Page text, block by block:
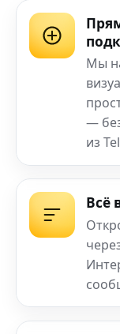
Мы
—
из
Всё